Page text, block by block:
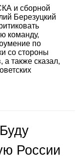
и сборной
Березуцкий
команду,
по
со стороны
а также сказал,
России